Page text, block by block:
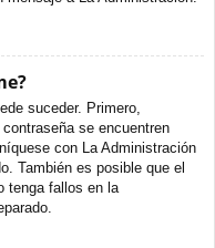
suceder. Primero,
se encuentren
con La Administración
También es posible que el
tenga fallos en la